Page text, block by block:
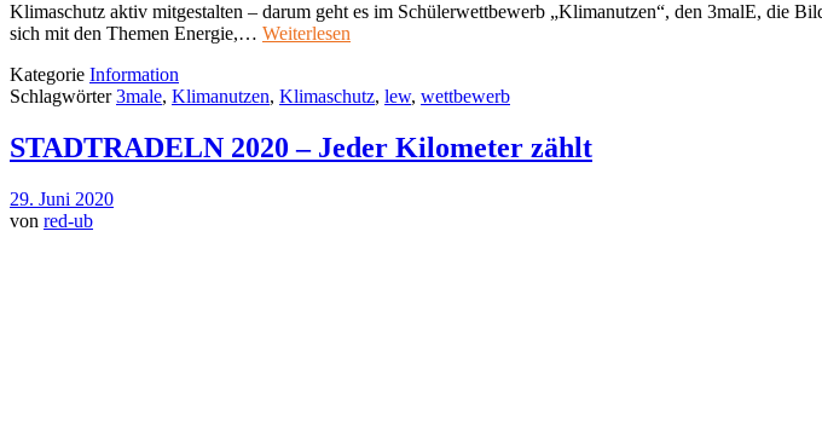
Klimaschutz aktiv mitgestalten – darum geht es im Schülerwettbewerb „Klimanutzen“, den 3malE, die
sich mit den Themen Energie,… Weiterlesen
Kategorie Information
Schlagwörter3male, Klimanutzen, Klimaschutz, lew, wettbewerb
STADTRADELN 2020 – Jeder Kilometer zählt
29. Juni 2020
von red-ub